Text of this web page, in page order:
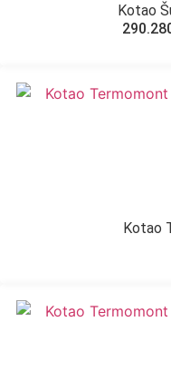
Kotao
Kotao